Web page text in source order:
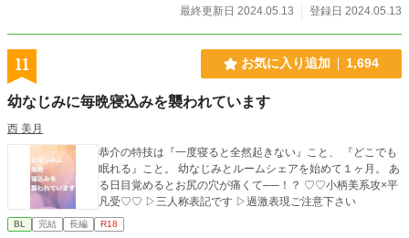
最終更新日 2024.05.13
登録日 2024.05.13
11 お気に入り追加 1,694
幼なじみに毎晩寝込みを襲われています
西 美月
恭介の特技は『一度寝ると全然起きない』こと、 『どこでも
眠れる』こと。 幼なじみとルームシェアを始めて１ヶ月。 あ
る日目覚めるとお尻の穴が痛くて──！？ ♡♡小柄美系攻×平
凡受♡♡ ▷三人称表記です ▷過激表現ご注意下さい
BL 完結 長編 R18